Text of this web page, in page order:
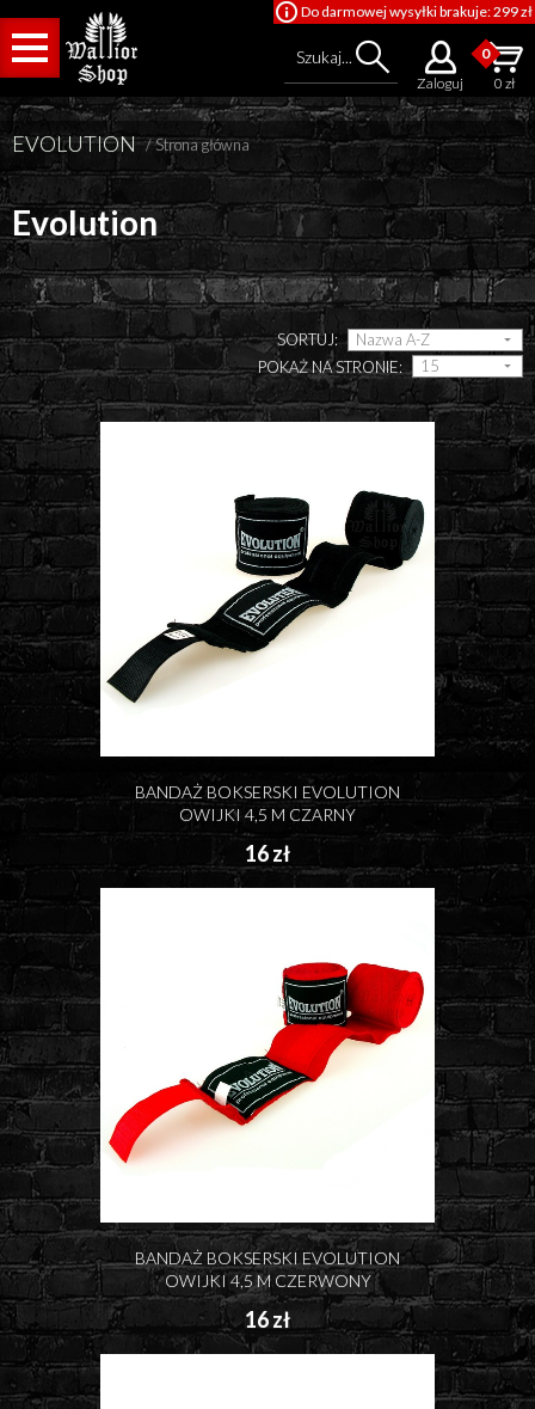
Szukaj...
Cena od
Cena do
Zaloguj
Do darmowej wysyłki brakuje: 299 zł
0
0 zł
EVOLUTION /Strona główna
Evolution
SORTUJ:
POKAŻ NA STRONIE:
BANDAŻ BOKSERSKI EVOLUTION
OWIJKI 4,5 M CZARNY
16 zł
BANDAŻ BOKSERSKI EVOLUTION
OWIJKI 4,5 M CZERWONY
16 zł